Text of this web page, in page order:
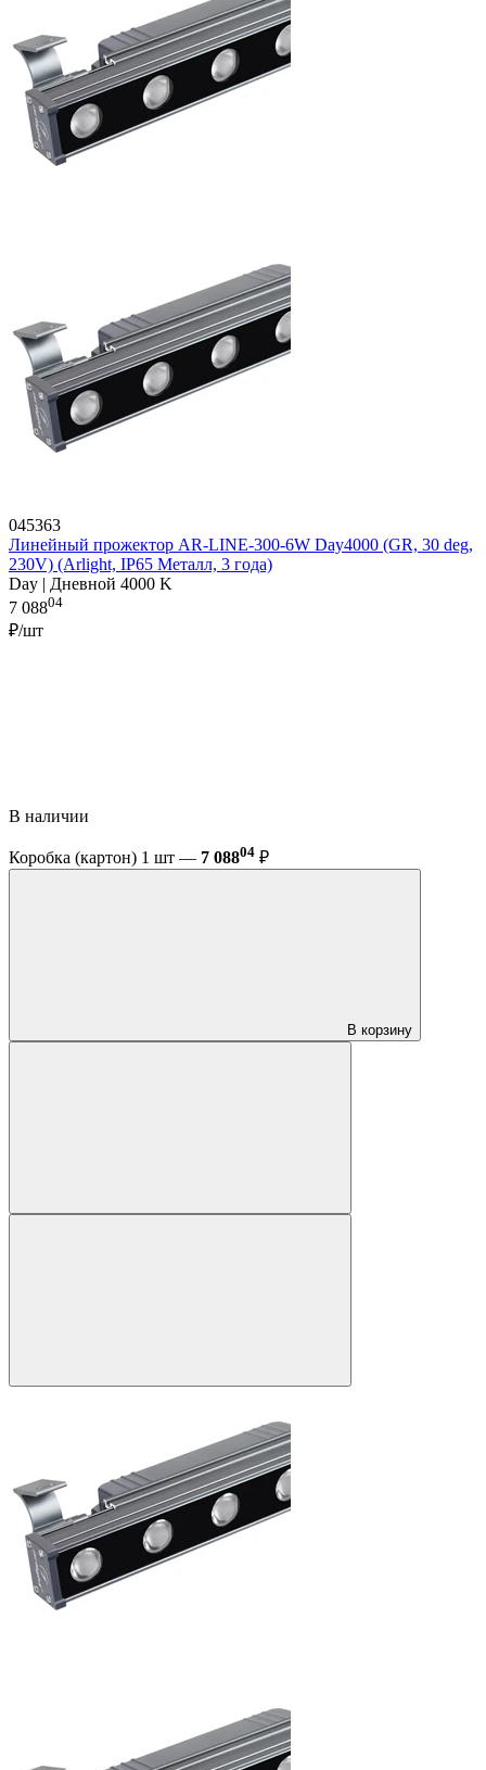
045363
Линейный прожектор AR-LINE-300-6W Day4000 (GR, 30 deg,
230V) (Arlight, IP65 Металл, 3 года)
Day | Дневной 4000 K
7 08804
₽/шт
В наличии
Коробка (картон) 1 шт — 7 08804 ₽
В корзину